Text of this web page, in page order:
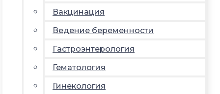
Вакцинация
Ведение беременности
Гастроэнтерология
Гематология
Гинекология